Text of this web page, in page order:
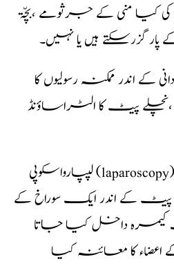
کیا منی کے جرثومے ،بچّۃ
پار گزرسکتے ہیں یا نہیں۔
اندر ممکنہ رسولیوں کا
پیٹ کا الٹراساؤنڈ
لیپارواسکوپی (laparoscopy)بھی کی جاسکتی ہے ۔
کے اندر ایک سوراخ کے
کیمرہ داخل کیا جاتا
کا معائنہ کیا